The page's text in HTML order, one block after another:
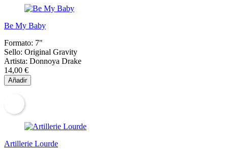
Be My Baby
Formato: 7"
Sello: Original Gravity
Artista: Donnoya Drake
14,00 €
Añadir
Artillerie Lourde